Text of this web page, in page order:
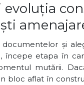
evoluția
documentelor și
începe etapa în
mutării.
bloc aflat în